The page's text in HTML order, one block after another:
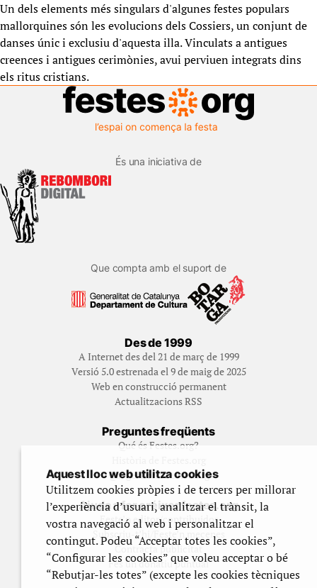
Un dels elements més singulars d'algunes festes populars
mallorquines són les evolucions dels Cossiers, un conjunt de
danses únic i exclusiu d'aquesta illa. Vinculats a antigues
creences i antigues cerimònies, avui perviuen integrats dins
els ritus cristians.
És una iniciativa de
Que compta amb el suport de
Des de 1999
A Internet des del 21 de març de 1999
Versió 5.0 estrenada el 9 de maig de 2025
Web en construcció permanent
Actualitzacions RSS
Preguntes freqüents
Qué és Festes.org?
Qui gestiona Festes.org
Ajuda a fer créixer festes.org
Feste’n editor/contribuidor
Subscriu-t’hi/Feste’n mecenes
Contracta publicitat
Fes un donatiu puntual
Aquest lloc web utilitza cookies
Utilitzem cookies pròpies i de tercers per millorar
l’experiència d’usuari, analitzar el trànsit, la
vostra navegació al web i personalitzar el
contingut. Podeu “Acceptar totes les cookies”,
“Configurar les cookies” que voleu acceptar o bé
“Rebutjar-les totes” (excepte les cookies tècniques